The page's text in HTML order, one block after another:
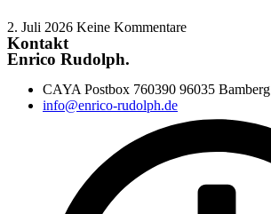
2. Juli 2026 Keine Kommentare
Kontakt
Enrico Rudolph.
CAYA Postbox 760390 96035 Bamberg
info@enrico-rudolph.de